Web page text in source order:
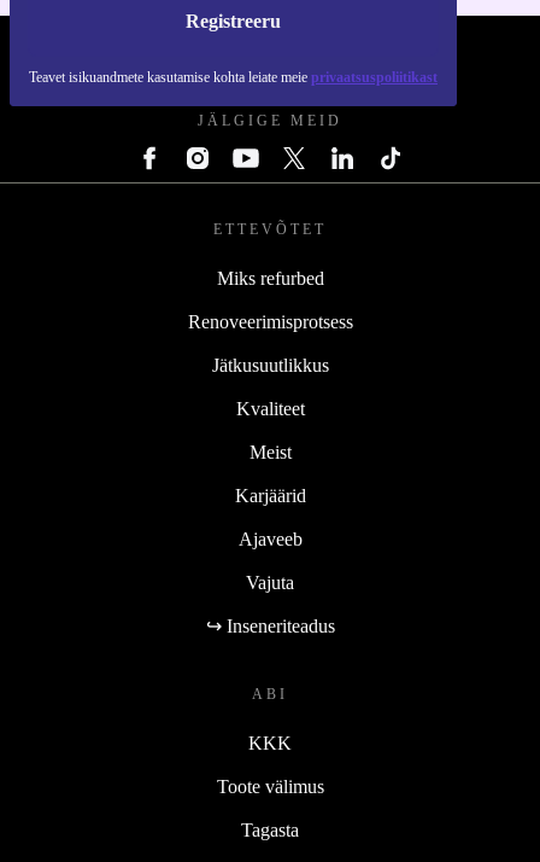
Registreeru
Teavet isikuandmete kasutamise kohta leiate meie privaatsuspoliitikast
JÄLGIGE MEID
ETTEVÕTET
Miks refurbed
Renoveerimisprotsess
Jätkusuutlikkus
Kvaliteet
Meist
Karjäärid
Ajaveeb
Vajuta
↪ Inseneriteadus
ABI
KKK
Toote välimus
Tagasta